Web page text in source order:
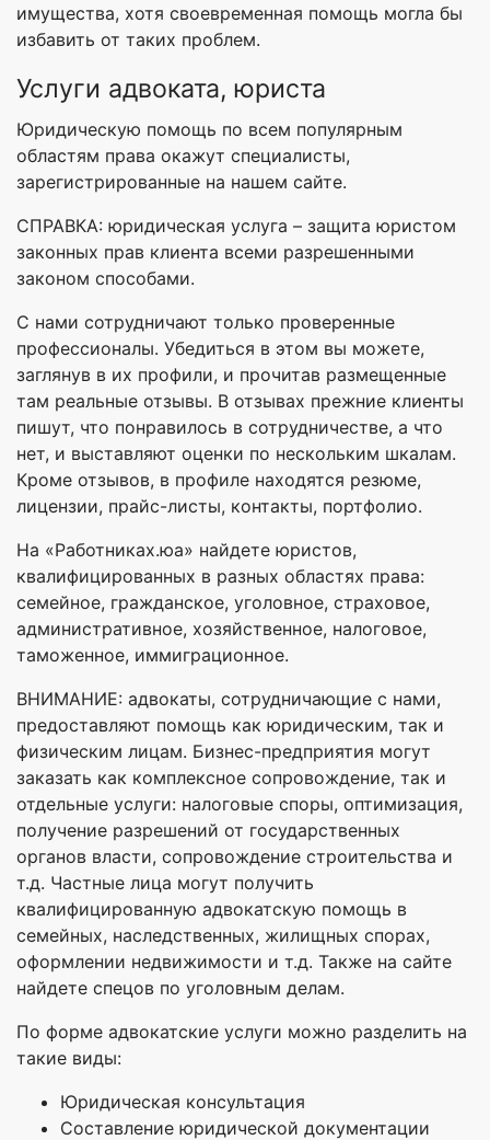
имущества, хотя своевременная помощь могла бы
избавить от таких проблем.
Услуги адвоката, юриста
Юридическую помощь по всем популярным
областям права окажут специалисты,
зарегистрированные на нашем сайте.
СПРАВКА: юридическая услуга – защита юристом
законных прав клиента всеми разрешенными
законом способами.
С нами сотрудничают только проверенные
профессионалы. Убедиться в этом вы можете,
заглянув в их профили, и прочитав размещенные
там реальные отзывы. В отзывах прежние клиенты
пишут, что понравилось в сотрудничестве, а что
нет, и выставляют оценки по нескольким шкалам.
Кроме отзывов, в профиле находятся резюме,
лицензии, прайс-листы, контакты, портфолио.
На «Работниках.юа» найдете юристов,
квалифицированных в разных областях права:
семейное, гражданское, уголовное, страховое,
административное, хозяйственное, налоговое,
таможенное, иммиграционное.
ВНИМАНИЕ: адвокаты, сотрудничающие с нами,
предоставляют помощь как юридическим, так и
физическим лицам. Бизнес-предприятия могут
заказать как комплексное сопровождение, так и
отдельные услуги: налоговые споры, оптимизация,
получение разрешений от государственных
органов власти, сопровождение строительства и
т.д. Частные лица могут получить
квалифицированную адвокатскую помощь в
семейных, наследственных, жилищных спорах,
оформлении недвижимости и т.д. Также на сайте
найдете спецов по уголовным делам.
По форме адвокатские услуги можно разделить на
такие виды:
Юридическая консультация
Составление юридической документации